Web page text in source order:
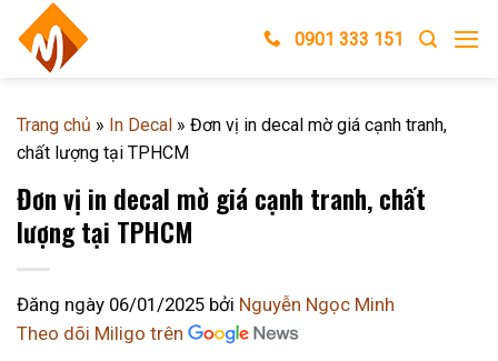
content
0901 333 151
Trang chủ » In Decal » Đơn vị in decal mờ giá cạnh tranh,
chất lượng tại TPHCM
Đơn vị in decal mờ giá cạnh tranh, chất
lượng tại TPHCM
Đăng ngày 06/01/2025 bởi Nguyễn Ngọc Minh
Theo dõi Miligo trên